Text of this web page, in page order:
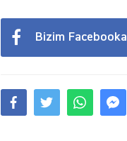
Bizim